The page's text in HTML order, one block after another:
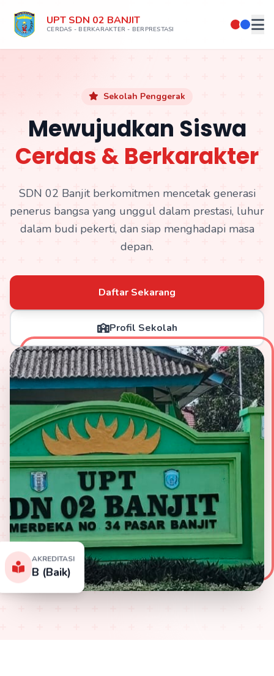
UPT SDN 02 BANJIT
CERDAS - BERKARAKTER - BERPRESTASI
Sekolah Penggerak
Mewujudkan Siswa
Cerdas & Berkarakter
SDN 02 Banjit berkomitmen mencetak generasi
penerus bangsa yang unggul dalam prestasi, luhur
dalam budi pekerti, dan siap menghadapi masa
depan.
Daftar Sekarang
Profil Sekolah
AKREDITASI
B (Baik)